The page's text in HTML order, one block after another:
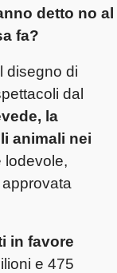
detto no al
fa?
disegno di
dal
la
animali nei
lodevole,
in favore
e 475